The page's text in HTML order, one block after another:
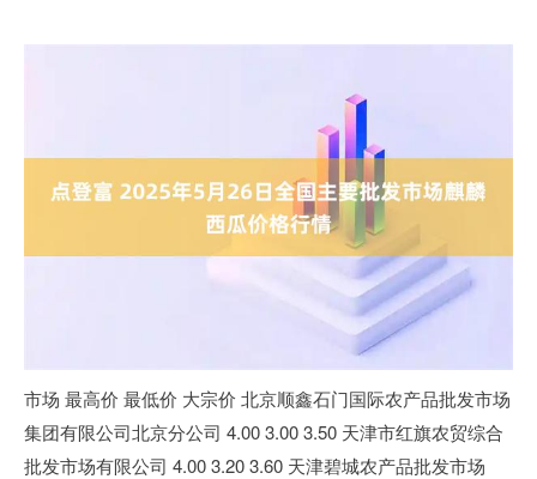
市场 最高价 最低价 大宗价 北京顺鑫石门国际农产品批发市场
集团有限公司北京分公司 4.00 3.00 3.50 天津市红旗农贸综合
批发市场有限公司 4.00 3.20 3.60 天津碧城农产品批发市场